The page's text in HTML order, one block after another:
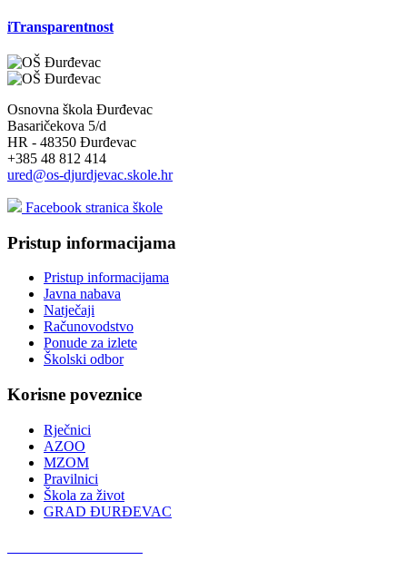
iTransparentnost
Osnovna škola Đurđevac
Basaričekova 5/d
HR - 48350 Đurđevac
+385 48 812 414
ured@os-djurdjevac.skole.hr
Facebook stranica škole
Pristup informacijama
Pristup informacijama
Javna nabava
Natječaji
Računovodstvo
Ponude za izlete
Školski odbor
Korisne poveznice
Rječnici
AZOO
MZOM
Pravilnici
Škola za život
GRAD ĐURĐEVAC